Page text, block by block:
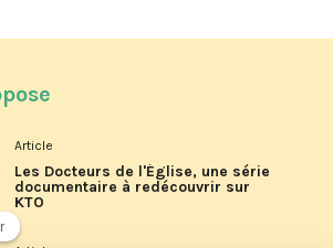
Article
Les Docteurs de l'Église, une série
documentaire à redécouvrir sur
KTO